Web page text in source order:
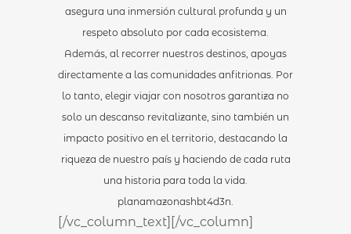
asegura una inmersión cultural profunda y un
respeto absoluto por cada ecosistema.
Además, al recorrer nuestros destinos, apoyas
directamente a las comunidades anfitrionas. Por
lo tanto, elegir viajar con nosotros garantiza no
solo un descanso revitalizante, sino también un
impacto positivo en el territorio, destacando la
riqueza de nuestro país y haciendo de cada ruta
una historia para toda la vida.
planamazonashbt4d3n.
[/vc_column_text][/vc_column]